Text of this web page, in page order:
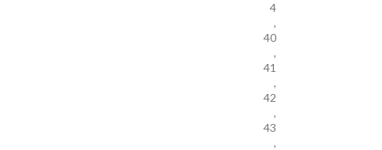
4
,
40
,
41
,
42
,
43
,